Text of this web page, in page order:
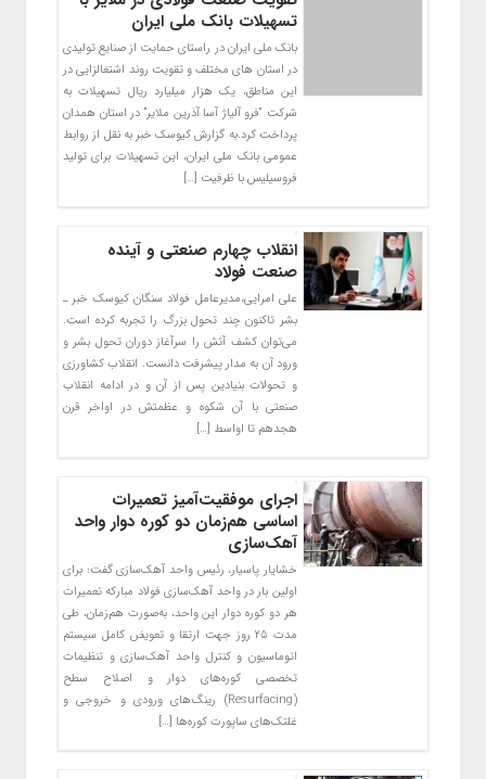
تسهیلات بانک ملی ایران
بانک ملی ایران در راستای حمایت از صنایع تولیدی
در استان های مختلف و تقویت روند اشتغالزایی در
این مناطق، یک هزار میلیارد ریال تسهیلات به
شرکت “فرو آلیاژ آسا آذرین ملایر” در استان همدان
پرداخت کرد.به گزارش کیوسک خبر به نقل از روابط
عمومی بانک ملی ایران، این تسهیلات برای تولید
فروسیلیس با ظرفیت […]
انقلاب چهارم صنعتی و آینده
صنعت فولاد
علی امرایی،مدیرعامل فولاد سنگان کیوسک خبر ـ
بشر تاکنون چند تحول بزرگ را تجربه کرده است.
می‌توان کشف آتش را سرآغاز دوران تحول بشر و
ورود آن به مدار پیشرفت دانست. انقلاب کشاورزی
و تحولات بنیادین پس از آن و در ادامه انقلاب
صنعتی با آن شکوه و عظمتش در اواخر قرن
هجدهم تا اواسط […]
اجرای موفقیت‌آمیز تعمیرات
اساسی هم‌زمان دو کوره دوار واحد
آهک‌سازی
خشایار پاسیار، رئیس واحد آهک‌سازی گفت: برای
اولین بار در واحد آهک‌سازی فولاد مبارکه تعمیرات
هر دو کوره دوار این واحد، به‌صورت هم‌زمان، طی
مدت ۲۵ روز جهت ارتقا و تعویض کامل سیستم
اتوماسیون و کنترل واحد آهک‌سازی و تنظیمات
تخصصی کوره‌های دوار و اصلاح سطح
(Resurfacing) رینگ‌های ورودی و خروجی و
غلتک‌های ساپورت کوره‌ها […]